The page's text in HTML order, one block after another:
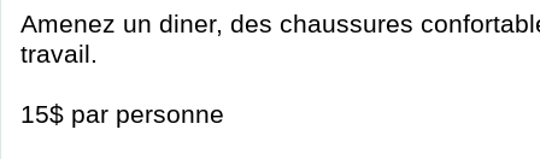
Amenez un diner, des chaussures
travail.
15$ par personne